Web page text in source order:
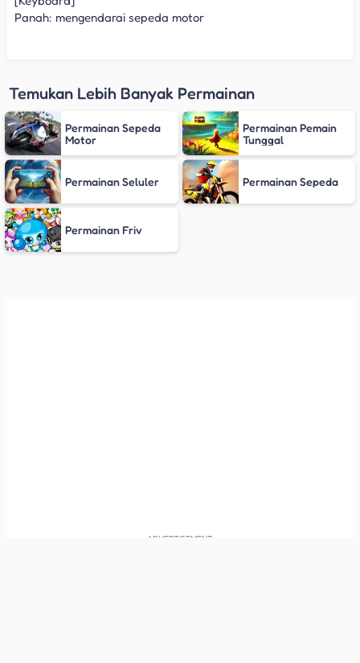
Panah: mengendarai sepeda motor
Temukan Lebih Banyak Permainan
Permainan Sepeda
Motor
Permainan Pemain
Tunggal
Permainan Seluler Permainan Sepeda
Permainan Friv